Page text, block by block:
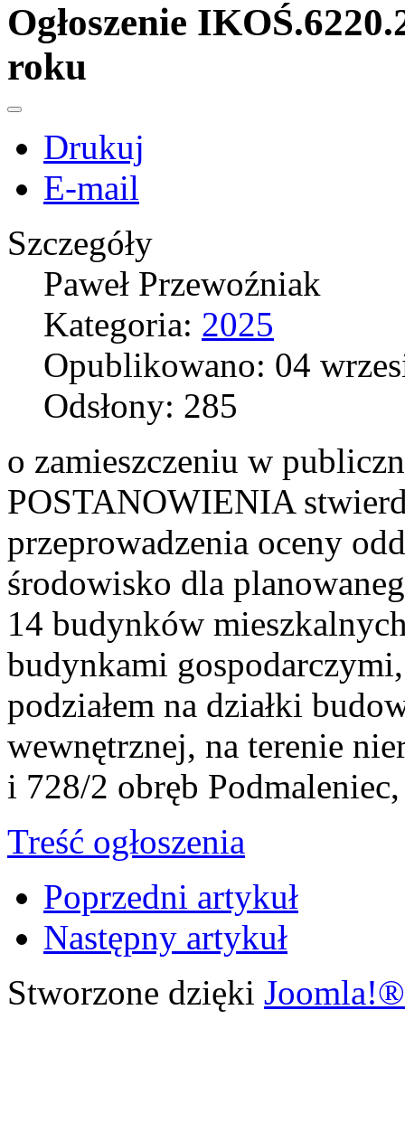
Ogłoszenie
roku
Drukuj
E-mail
Szczegóły
Paweł Przewoźniak
Kategoria: 2025
Opublikowano: 04
Odsłony: 285
o zamieszczeniu w
POSTANOWIENIA
przeprowadzenia oceny
środowisko dla
14 budynków
budynkami
podziałem na działki
wewnętrznej, na terenie
i 728/2 obręb
Treść ogłoszenia
Poprzedni artykuł
Następny artykuł
Stworzone dzięki Joomla!®